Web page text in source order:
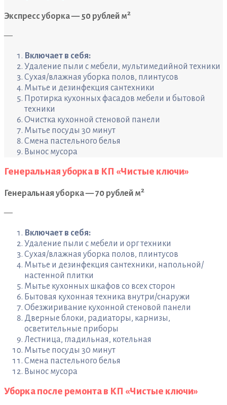
Экспресс уборка — 50 рублей м2
—
Включает в себя:
Удаление пыли с мебели, мультимедийной техники
Сухая/влажная уборка полов, плинтусов
Мытье и дезинфекция сантехники
Протирка кухонных фасадов мебели и бытовой
техники
Очистка кухонной стеновой панели
Мытье посуды 30 минут
Смена пастельного белья
Вынос мусора
Генеральная уборка в КП «Чистые ключи»
Генеральная уборка — 70 рублей м2
—
Включает в себя:
Удаление пыли с мебели и орг техники
Сухая/влажная уборка полов, плинтусов
Мытье и дезинфекция сантехники, напольной/
настенной плитки
Мытье кухонных шкафов со всех сторон
Бытовая кухонная техника внутри/снаружи
Обезжиривание кухонной стеновой панели
Дверные блоки, радиаторы, карнизы,
осветительные приборы
Лестница, гладильная, котельная
Мытье посуды 30 минут
Смена пастельного белья
Вынос мусора
Уборка после ремонта в КП «Чистые ключи»